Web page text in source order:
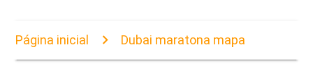
Página inicial Dubai maratona mapa